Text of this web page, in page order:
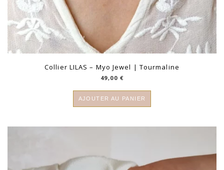
Collier LILAS – Myo Jewel | Tourmaline
49,00 €
AJOUTER AU PANIER